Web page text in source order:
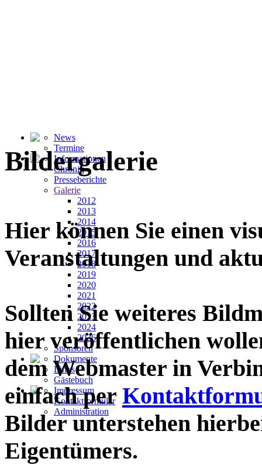
News
Termine
Informationen
Chronik
Presseberichte
Galerie
2012
2013
2014
2015
2016
2017
2018
2019
2020
2021
2022
2023
2024
2026
Sponsoren
Dokumente
Links
Gästebuch
Impressum
Kontaktformular
Administration
Bildergalerie
Hier können Sie einen
Veranstaltungen und
Sollten Sie weiteres
hier veröffentlichen
dem Webmaster in
einfach per
Bilder unterstehen
Eigentümers.